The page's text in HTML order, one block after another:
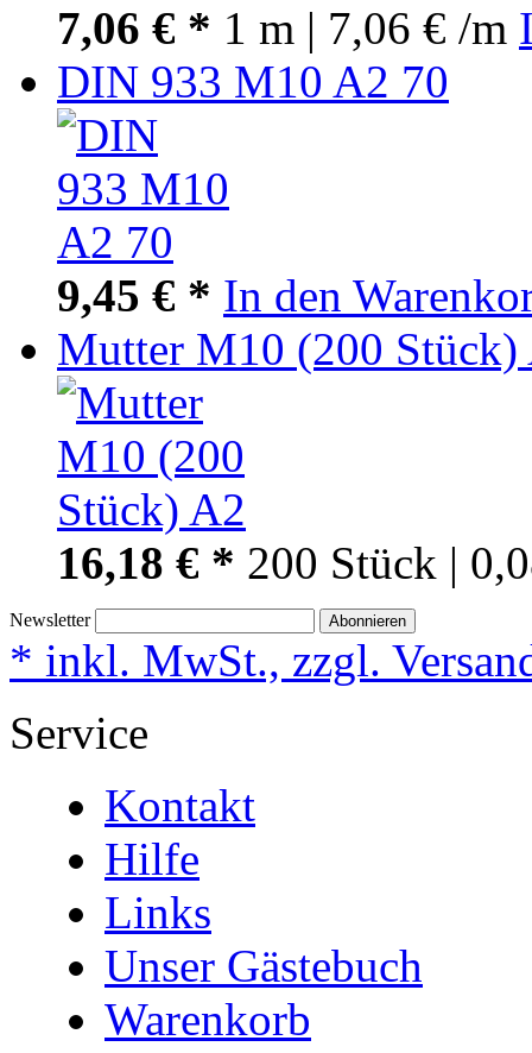
7,06 € * 1 m | 7,06 € /m
DIN 933 M10 A2 70
9,45 € * In den
Mutter M10 (200 Stück)
16,18 € * 200 Stück |
Newsletter Abonnieren
* inkl. MwSt., zzgl.
Service
Kontakt
Hilfe
Links
Unser Gästebuch
Warenkorb